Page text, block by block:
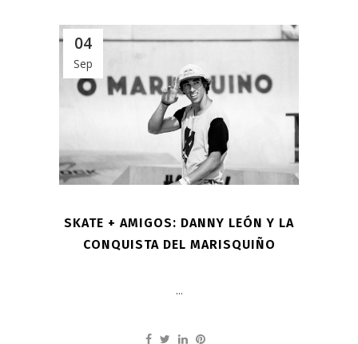
04
Sep
SKATE + AMIGOS: DANNY LEÓN Y LA
CONQUISTA DEL MARISQUIÑO
...